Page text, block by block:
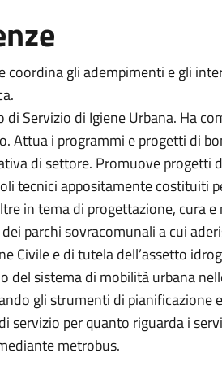
coordina gli adempimenti e gli
di Servizio di Igiene Urbana. Ha
Attua i programmi e progetti di
di settore. Promuove progetti
tecnici appositamente costituiti
in tema di progettazione, cura
parchi sovracomunali a cui
Civile e di tutela dell’assetto
del sistema di mobilità urbana
gli strumenti di pianificazione
servizio per quanto riguarda i
metrobus.